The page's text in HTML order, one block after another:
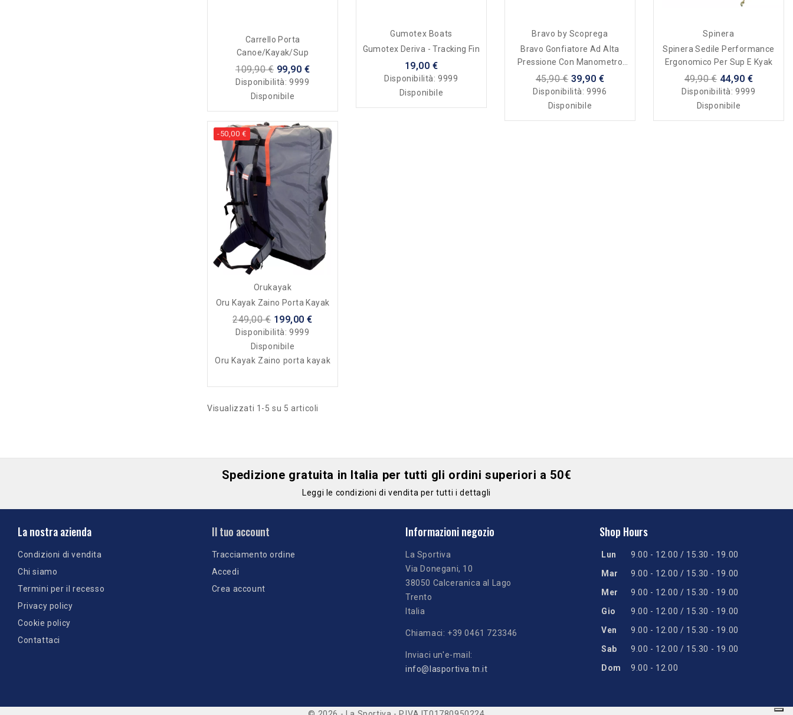
Carrello Porta
Canoe/Kayak/Sup
109,90 € 99,90 €
Disponibilità:9999
Disponibile
Gumotex Boats
Gumotex Deriva - Tracking Fin
19,00 €
Disponibilità:9999
Disponibile
Bravo by Scoprega
Bravo Gonfiatore Ad Alta
Pressione Con Manometro
Super F
45,90 € 39,90 €
Disponibilità:9996
Disponibile
Spinera
Spinera Sedile Performance
Ergonomico Per Sup E Kyak
49,90 € 44,90 €
Disponibilità:9999
Disponibile
-50,00 €
Orukayak
Oru Kayak Zaino Porta Kayak
249,00 € 199,00 €
Disponibilità:9999
Disponibile
Oru Kayak Zaino porta kayak
Visualizzati 1-5 su 5 articoli
Spedizione gratuita in Italia per tutti gli ordini superiori a 50€
Leggi le condizioni di vendita per tutti i dettagli
La nostra azienda
Condizioni di vendita
Chi siamo
Termini per il recesso
Privacy policy
Cookie policy
Contattaci
Il tuo account
Tracciamento ordine
Accedi
Crea account
Informazioni negozio
La Sportiva
Via Donegani, 10
38050 Calceranica al Lago
Trento
Italia
Chiamaci: +39 0461 723346
Inviaci un'e-mail:
info@lasportiva.tn.it
Shop Hours
Lun
9.00 - 12.00 / 15.30 - 19.00
Mar
9.00 - 12.00 / 15.30 - 19.00
Mer
9.00 - 12.00 / 15.30 - 19.00
Gio
9.00 - 12.00 / 15.30 - 19.00
Ven
9.00 - 12.00 / 15.30 - 19.00
Sab
9.00 - 12.00 / 15.30 - 19.00
Dom
9.00 - 12.00